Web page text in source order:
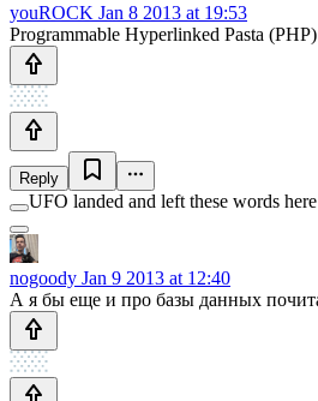
youROCK Jan 8 2013 at 19:53
Programmable Hyperlinked Pasta
Reply
UFO landed and left these words here
nogoody Jan 9 2013 at 12:40
А я бы еще и про базы данных